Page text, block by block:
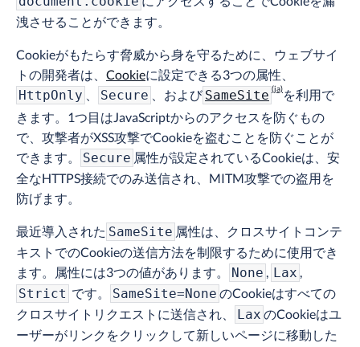
洩させることができます。
Cookieがもたらす脅威から身を守るために、ウェブサイ
トの開発者は、 Cookieに設定できる3つの属性、
HttpOnly
Secure 、および SameSite
を利用で
きます。1つ目はJavaScriptからのアクセスを防ぐもの
で、攻撃者がXSS攻撃でCookieを盗むことを防ぐことが
できます。
Secure 属性が設定されているCookieは、安
全なHTTPS接続でのみ送信され、MITM攻撃での盗用を
防げます。
最近導入された SameSite 属性は、クロスサイトコンテ
キストでのCookieの送信方法を制限するために使用でき
ます。属性には3つの値があります。
None , Lax ,
Strict です。 SameSite=None のCookieはすべての
クロスサイトリクエストに送信され、
Lax のCookieはユ
ーザーがリンクをクリックして新しいページに移動した